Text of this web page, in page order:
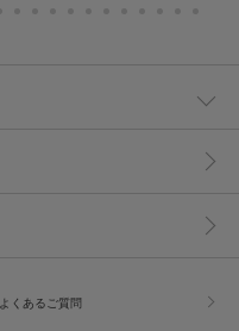
よくあるご質問